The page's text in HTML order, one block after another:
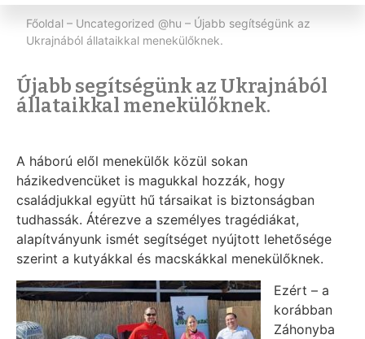
Főoldal – Uncategorized @hu – Újabb segítségünk az
Ukrajnából állataikkal menekülőknek.
Újabb segítségünk az Ukrajnából
állataikkal menekülőknek.
A háború elől menekülők közül sokan
házikedvencüket is magukkal hozzák, hogy
családjukkal együtt hű társaikat is biztonságban
tudhassák. Átérezve a személyes tragédiákat,
alapítványunk ismét segítséget nyújtott lehetősége
szerint a kutyákkal és macskákkal menekülőknek.
Ezért – a
korábban
Záhonyba